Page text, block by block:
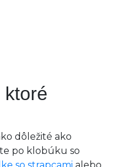
ktoré
dôležité ako
po klobúku so